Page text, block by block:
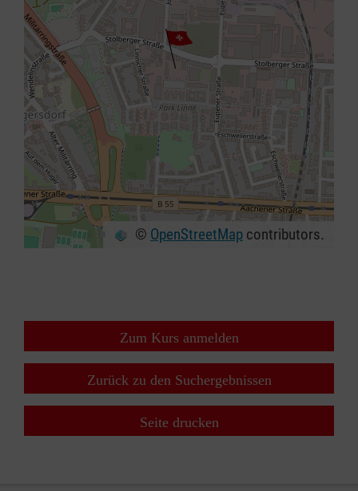
© OpenStreetMap contributors.
Zum Kurs anmelden
Zurück zu den Suchergebnissen
Seite drucken